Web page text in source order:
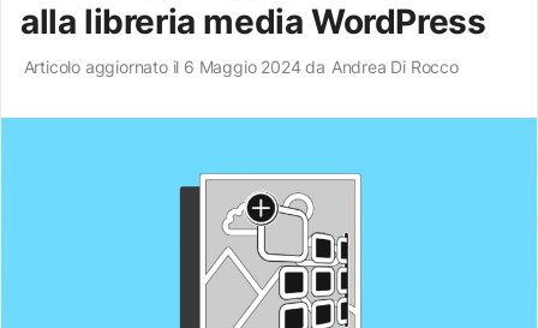
alla libreria media WordPress
Articolo aggiornato il 6 Maggio 2024 da Andrea Di Rocco